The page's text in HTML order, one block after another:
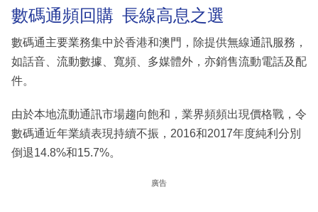
數碼通頻回購 長線高息之選
數碼通主要業務集中於香港和澳門，除提供無線通訊服務，
如話音、流動數據、寬頻、多媒體外，亦銷售流動電話及配
件。
由於本地流動通訊市場趨向飽和，業界頻頻出現價格戰，令
數碼通近年業績表現持續不振，2016和2017年度純利分別
倒退14.8%和15.7%。
廣告